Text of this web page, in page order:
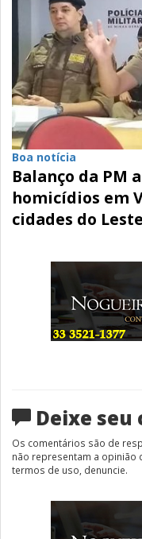
Boa notícia
Balanço da PM
homicídios em
cidades do
Deixe
Os comentários são de
não representam a opinião
termos de uso, denuncie.